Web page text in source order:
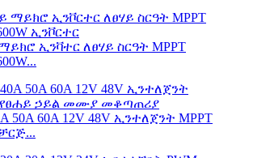
ኢንቫተር ለፀሃይ ስርዓት MPPT
50A 60A 12V 48V ኢንተለጀንት MPPT